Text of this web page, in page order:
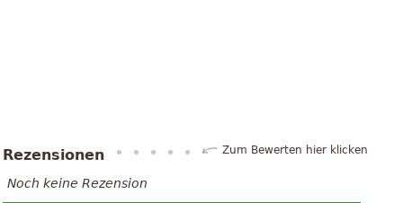
Rezensionen Zum Bewerten hier klicken
Noch keine Rezension